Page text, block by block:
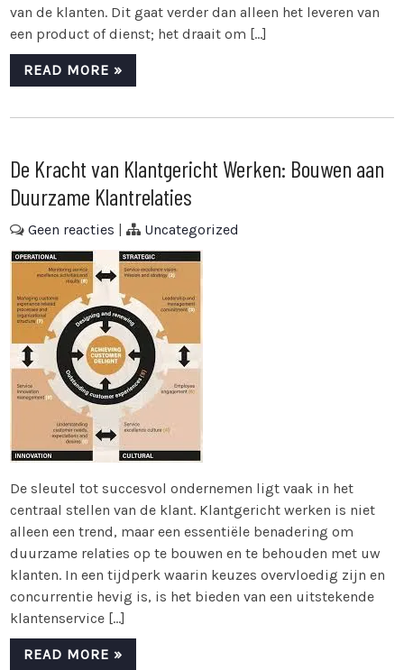
van de klanten. Dit gaat verder dan alleen het leveren van
een product of dienst; het draait om […]
READ MORE »
De Kracht van Klantgericht Werken: Bouwen aan
Duurzame Klantrelaties
Geen reacties | Uncategorized
De sleutel tot succesvol ondernemen ligt vaak in het
centraal stellen van de klant. Klantgericht werken is niet
alleen een trend, maar een essentiële benadering om
duurzame relaties op te bouwen en te behouden met uw
klanten. In een tijdperk waarin keuzes overvloedig zijn en
concurrentie hevig is, is het bieden van een uitstekende
klantenservice […]
READ MORE »